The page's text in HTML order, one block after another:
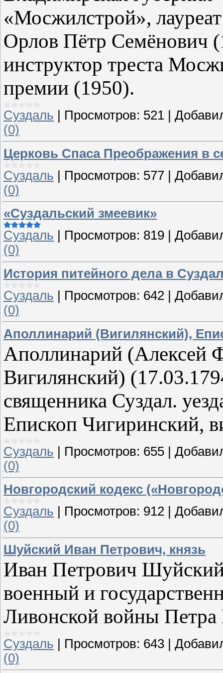
«Мосжилстрой»,
Орлов Пётр
инструктор треста
премии (1950).
Суздаль Просмотров: 521
(0)
Церковь Спаса Преображения в
Суздаль | Просмотров: 577 |
(0)
«Суздальский змеевик»
Суздаль
Просмотров: 819
(0)
История питейного дела в
Суздаль
Просмотров: 642
(0)
Аполлинарий (Вигилянский),
Аполлинарий (Алексей
Вигилянский)
священника Суздал.
Епископ Чигиринский,
Суздаль | Просмотров: 655 |
(0)
Новгородский кодекс
Суздаль
Просмотров: 912
(0)
Шуйский Иван Петрович, князь
Иван Петрович
военный и
Ливонской войны
Суздаль Просмотров: 643
(0)